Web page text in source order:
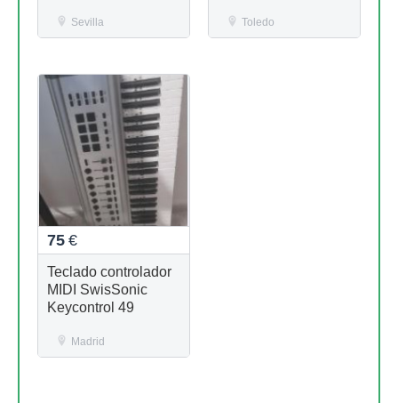
Sevilla Toledo
75 €
Teclado controlador
MIDI SwisSonic
Keycontrol 49
Madrid